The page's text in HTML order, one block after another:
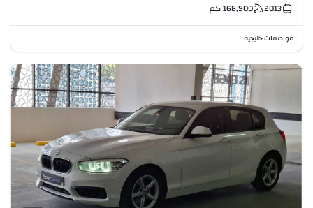
2013
168,900كم
مواصفات خليجية